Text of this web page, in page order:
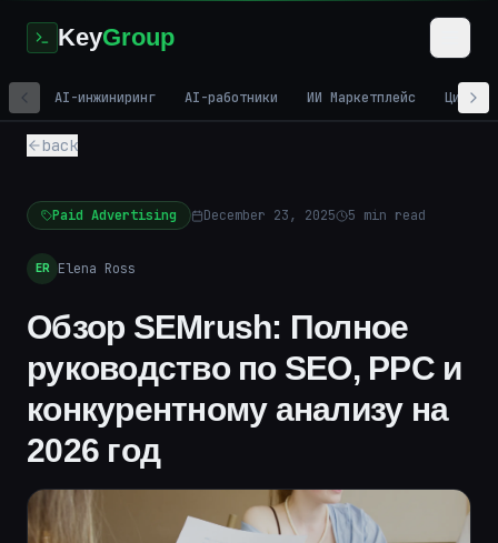
KeyGroup
AI-инжиниринг AI-работники ИИ Маркетплейс
back
Paid Advertising December 23, 2025 5 min read
ER Elena Ross
Обзор SEMrush: Полное
руководство по SEO, PPC и
конкурентному анализу на
2026 год